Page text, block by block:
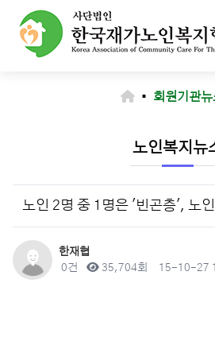
▪ 회원기관뉴
노인복지뉴
노인 2명 중 1명은 '빈곤층', 노
작성자
한재협
댓글
0건 조회35,704회 작성일
15-10-27